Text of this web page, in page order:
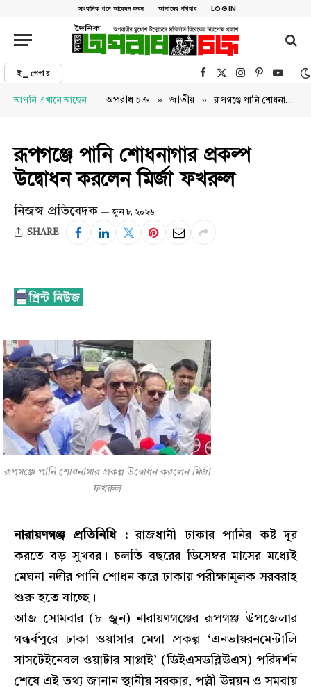
সাংবাদিক পদে আবেদন ফরম আমাদের পরিবার LOGIN
ই_পেপার Facebook
X (Twitter)Instagram
Pinterest
আপনি এখানে আছেন : অপরাধ চক্র » জাতীয় » রূপগঞ্জে পানি শোধনাগার প্রকল্প উদ্বোধন করলেন মির্জা ফখরুল
রূপগঞ্জে পানি শোধনাগার প্রকল্প
উদ্বোধন করলেন মির্জা ফখরুল
নিজস্ব প্রতিবেদক জুন ৮, ২০২৬
SHARE
রূপগঞ্জে পানি শোধনাগার প্রকল্প উদ্বোধন করলেন মির্জা
ফখরুল
নারায়ণগঞ্জ প্রতিনিধি :রাজধানী ঢাকার পানির কষ্ট দূর
করতে বড় সুখবর। চলতি বছরের ডিসেম্বর মাসের মধ্যেই
মেঘনা নদীর পানি শোধন করে ঢাকায় পরীক্ষামূলক সরবরাহ
শুরু হতে যাচ্ছে।
​আজ সোমবার (৮ জুন) নারায়ণগঞ্জের রূপগঞ্জ উপজেলার
গন্ধর্বপুরে ঢাকা ওয়াসার মেগা প্রকল্প ‘এনভায়রনমেন্টালি
সাসটেইনেবল ওয়াটার সাপ্লাই’ (ডিইএসডব্লিউএস) পরিদর্শন
শেষে এই তথ্য জানান স্থানীয় সরকার, পল্লী উন্নয়ন ও সমবায়